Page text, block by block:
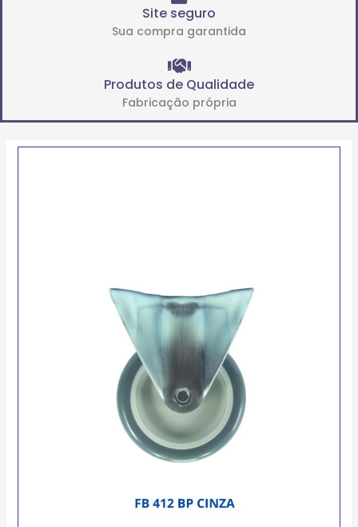
Site seguro
Sua compra garantida
Produtos de Qualidade
Fabricação própria